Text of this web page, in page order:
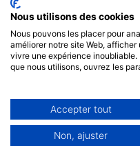
MENTIONS LÉGALES
RESPECT DE LA VIE
Copyright © Publicibags
Nous utilisons des cookies
Nous pouvons les placer pour
améliorer notre site Web,
vivre une expérience
que nous utilisons, ouvrez les
Accepter tout
Non, ajuster